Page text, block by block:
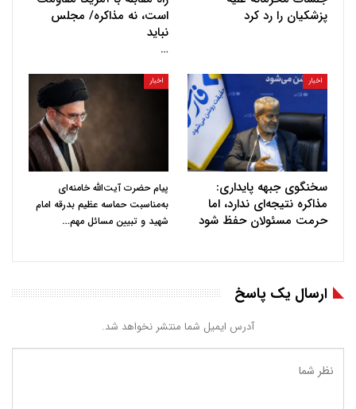
پزشکیان را رد کرد
است، نه مذاکره/ مجلس
نباید
…
اخبار
سخنگوی جبهه پایداری:
مذاکره نتیجه‌ای ندارد، اما
حرمت مسئولان حفظ شود
اخبار
پیام حضرت آیت‌الله خامنه‌ای
به‌مناسبت حماسه عظیم بدرقه امام
شهید و تبیین مسائل مهم…
ارسال یک پاسخ
آدرس ایمیل شما منتشر نخواهد شد.